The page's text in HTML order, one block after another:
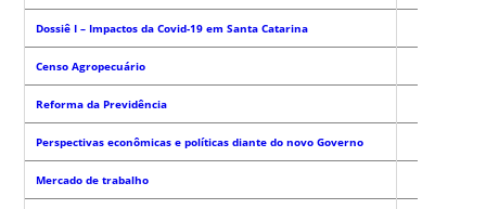
Dossiê I – Impactos da Covid-19 em Santa Catarina
Censo Agropecuário
Reforma da Previdência
Perspectivas econômicas e políticas diante do novo Governo
Mercado de trabalho